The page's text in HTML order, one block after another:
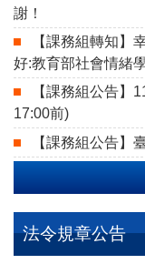
謝！
【課務組轉知】
好:教育部社會情緒
【課務組公告】
17:00前)
【課務組公告】
法令規章公告